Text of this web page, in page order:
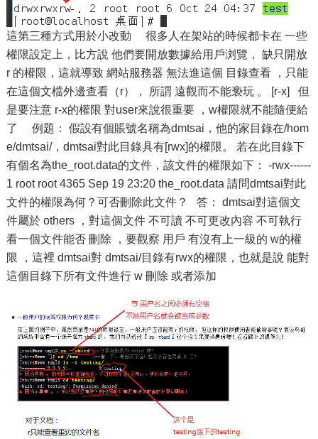
這第三種方式用於小改動 很多人在架站的時候都卡在 一些
權限設定上，比方說 他們要開放數據給用戶浏覽， 缺只開放
r 的權限，這就導致 網站服務器 無法進這個 目錄查看 ，只能
在這個文檔外邊查看（r）， 所謂 遠觀而不能亵玩 。 [r-x] 但
是要注意 r-x的權限 對user來說很重要 ，w權限就不能隨便給
了 例題： 假設有個賬號名稱為dmtsai，他的家目錄在/hom
e/dmtsai/，dmtsai對此目錄具有[rwx]的權限。 若在此目錄下
有個名為the_root.data的文件，該文件的權限如下： -rwx------
1 root root 4365 Sep 19 23:20 the_root.data 請問dmtsai對此
文件的權限為何？可否刪除此文件？ 答： dmtsai對這個文
件屬於 others ，對這個文件 不可讀 不可更改內容 不可執行
看一個文件能否 刪除 ，要觀察 用戶 有沒有上一級的 w的權
限 ，這裡 dmtsai對 dmtsai/目錄有rwx的權限，也就是說 能對
這個目錄下所有文件進行 w 刪除 或者添加